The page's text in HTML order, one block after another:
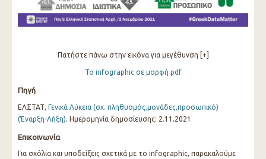
Πατήστε πάνω στην εικόνα για μεγέθυνση [+]
Το infographic σε μορφή pdf
Πηγή
ΕΛΣΤΑΤ, Γενικά Λύκεια (σχ. πληθυσμός,μονάδες,προσωπικό)
(Έναρξη-Λήξη). Ημερομηνία δημοσίευσης: 2.11.2021
Επικοινωνία
Για σχόλια και υποδείξεις σχετικά με το infographic, παρακαλούμε